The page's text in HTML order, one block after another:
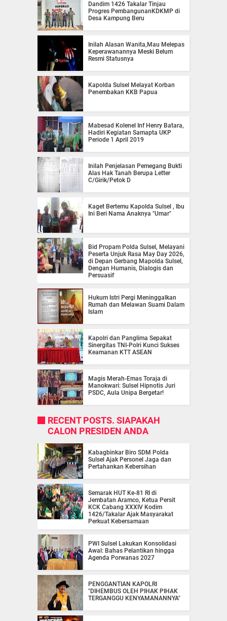
Dandim 1426 Takalar Tinjau
Progres PembangunanKDKMP di
Desa Kampung Beru
Inilah Alasan Wanita,Mau Melepas
Keperawanannya Meski Belum
Resmi Statusnya
Kapolda Sulsel Melayat Korban
Penembakan KKB Papua
Mabesad Kolenel Inf Henry Batara,
Hadiri Kegiatan Samapta UKP
Periode 1 April 2019
Inilah Penjelasan Pemegang Bukti
Alas Hak Tanah Berupa Letter
C/Girik/Petok D
Kaget Bertemu Kapolda Sulsel , Ibu
Ini Beri Nama Anaknya "Umar"
Bid Propam Polda Sulsel, Melayani
Peserta Unjuk Rasa May Day 2026,
di Depan Gerbang Mapolda Sulsel,
Dengan Humanis, Dialogis dan
Persuasif
Hukum Istri Pergi Meninggalkan
Rumah dan Melawan Suami Dalam
Islam
Kapolri dan Panglima Sepakat
Sinergitas TNI-Polri Kunci Sukses
Keamanan KTT ASEAN
Magis Merah-Emas Toraja di
Manokwari: Sulsel Hipnotis Juri
PSDC, Aula Unipa Bergetar!
RECENT POSTS. SIAPAKAH
CALON PRESIDEN ANDA
Kabagbinkar Biro SDM Polda
Sulsel Ajak Personel Jaga dan
Pertahankan Kebersihan
Semarak HUT Ke-81 RI di
Jembatan Aramco, Ketua Persit
KCK Cabang XXXIV Kodim
1426/Takalar Ajak Masyarakat
Perkuat Kebersamaan
PWI Sulsel Lakukan Konsolidasi
Awal: Bahas Pelantikan hingga
Agenda Porwanas 2027
PENGGANTIAN KAPOLRI
"DIHEMBUS OLEH PIHAK PIHAK
TERGANGGU KENYAMANANNYA"